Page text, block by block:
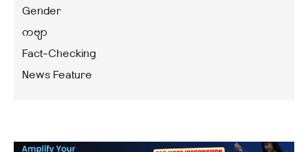
Gender
ကဗျာ
Fact-Checking
News Feature